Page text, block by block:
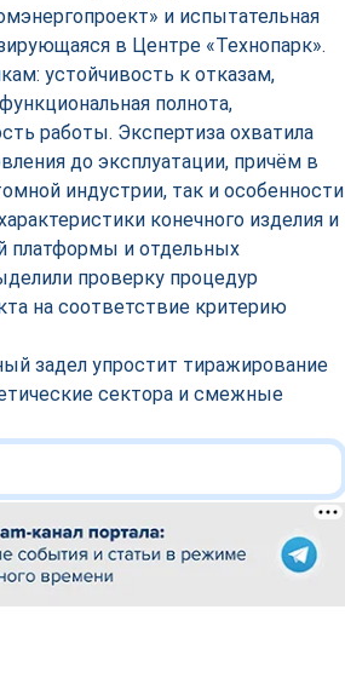
и испытательная
в Центре «Технопарк».
устойчивость к отказам,
полнота,
работы. Экспертиза охватила
до эксплуатации, причём в
индустрии, так и особенности
конечного изделия и
платформы и отдельных
проверку процедур
на соответствие критерию
задел упростит тиражирование
сектора и смежные